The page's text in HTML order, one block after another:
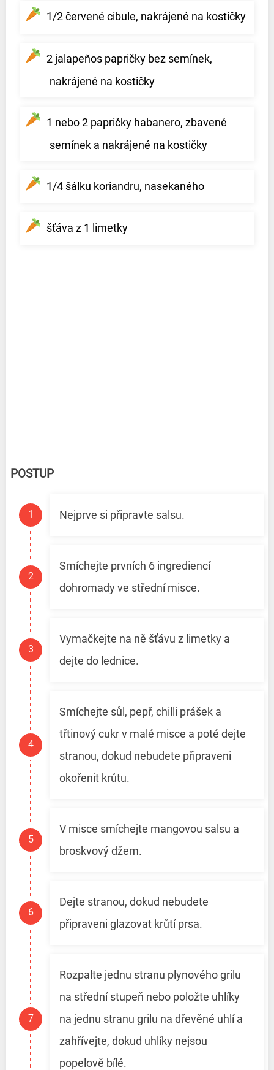
1/2 červené cibule, nakrájené na kostičky
2 jalapeños papričky bez semínek,
nakrájené na kostičky
1 nebo 2 papričky habanero, zbavené
semínek a nakrájené na kostičky
1/4 šálku koriandru, nasekaného
šťáva z 1 limetky
POSTUP
Nejprve si připravte salsu.
Smíchejte prvních 6 ingrediencí
dohromady ve střední misce.
Vymačkejte na ně šťávu z limetky a
dejte do lednice.
Smíchejte sůl, pepř, chilli prášek a
třtinový cukr v malé misce a poté dejte
stranou, dokud nebudete připraveni
okořenit krůtu.
V misce smíchejte mangovou salsu a
broskvový džem.
Dejte stranou, dokud nebudete
připraveni glazovat krůtí prsa.
Rozpalte jednu stranu plynového grilu
na střední stupeň nebo položte uhlíky
na jednu stranu grilu na dřevěné uhlí a
zahřívejte, dokud uhlíky nejsou
popelově bílé.